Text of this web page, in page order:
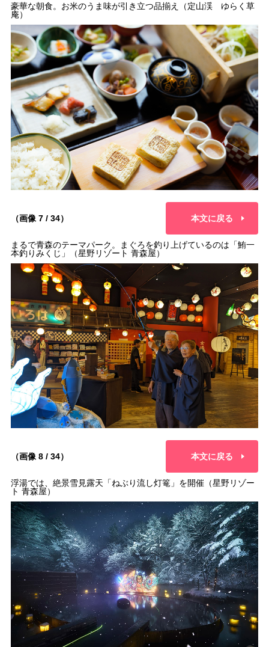
豪華な朝食。お米のうま味が引き立つ品揃え（定山渓 ゆらく草
庵）
（画像 7 / 34） 本文に戻る
まるで青森のテーマパーク。まぐろを釣り上げているのは「鮪一
本釣りみくじ」（星野リゾート 青森屋）
（画像 8 / 34） 本文に戻る
浮湯では、絶景雪見露天「ねぶり流し灯篭」を開催（星野リゾー
ト 青森屋）